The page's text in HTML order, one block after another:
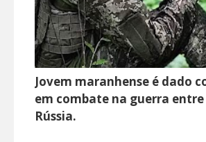
Jovem maranhense é dado
em combate na guerra
Rússia.